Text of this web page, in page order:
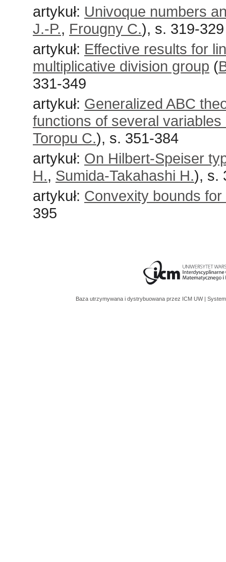
artykuł: Univoque numbers
J.-P., Frougny C.), s. 319-329
artykuł: Effective results for
multiplicative division group (
331-349
artykuł: Generalized ABC
functions of several
Toropu C.), s. 351-384
artykuł: On Hilbert-Speiser
H., Sumida-Takahashi H.), s.
artykuł: Convexity bounds
395
Baza utrzymywana i dystrybuowana przez ICM UW |